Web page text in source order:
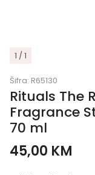
1 / 1
Šifra: R65130
Rituals The
Fragrance
70 ml
45,00 KM